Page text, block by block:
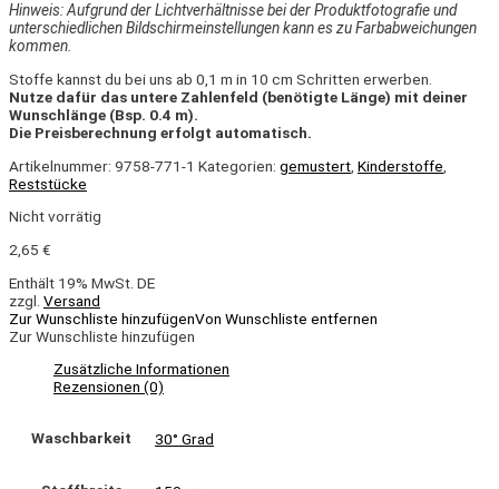
Hinweis: Aufgrund der Lichtverhältnisse bei der Produktfotografie und
unterschiedlichen Bildschirmeinstellungen kann es zu Farbabweichungen
kommen.
Stoffe kannst du bei uns ab 0,1 m in 10 cm Schritten erwerben.
Nutze dafür das untere Zahlenfeld (benötigte Länge) mit deiner
Wunschlänge (Bsp. 0.4 m).
Die Preisberechnung erfolgt automatisch.
Artikelnummer: 9758-771-1 Kategorien: gemustert Kinderstoffe
Reststücke
Nicht vorrätig
2,65 €
Enthält 19% MwSt. DE
zzgl. Versand
Zur Wunschliste hinzufügenVon Wunschliste entfernen
Zur Wunschliste hinzufügen
Zusätzliche Informationen
Rezensionen (0)
Waschbarkeit 30° Grad